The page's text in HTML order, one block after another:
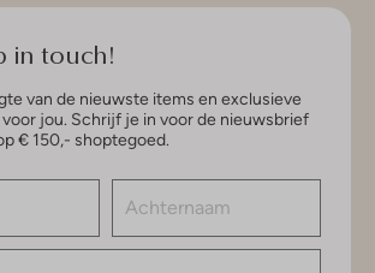
in touch!
van de nieuwste items en exclusieve
voor jou. Schrijf je in voor de nieuwsbrief
€ 150,- shoptegoed.